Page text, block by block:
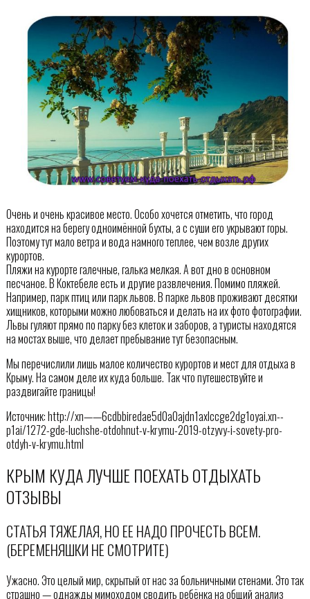
Очень и очень красивое место. Особо хочется отметить, что город
находится на берегу одноимённой бухты, а с суши его укрывают горы.
Поэтому тут мало ветра и вода намного теплее, чем возле других
курортов.
Пляжи на курорте галечные, галька мелкая. А вот дно в основном
песчаное. В Коктебеле есть и другие развлечения. Помимо пляжей.
Например, парк птиц или парк львов. В парке львов проживают десятки
хищников, которыми можно любоваться и делать на их фото фотографии.
Львы гуляют прямо по парку без клеток и заборов, а туристы находятся
на мостах выше, что делает пребывание тут безопасным.
Мы перечислили лишь малое количество курортов и мест для отдыха в
Крыму. На самом деле их куда больше. Так что путешествуйте и
раздвигайте границы!
Источник: http://xn——6cdbbiredae5d0a0ajdn1axlccge2dg1oyai.xn--
p1ai/1272-gde-luchshe-otdohnut-v-krymu-2019-otzyvy-i-sovety-pro-
otdyh-v-krymu.html
КРЫМ КУДА ЛУЧШЕ ПОЕХАТЬ ОТДЫХАТЬ
ОТЗЫВЫ
СТАТЬЯ ТЯЖЕЛАЯ, НО ЕЕ НАДО ПРОЧЕСТЬ ВСЕМ.
(БЕРЕМЕНЯШКИ НЕ СМОТРИТЕ)
Ужасно. Это целый мир, скрытый от нас за больничными стенами. Это так
страшно — однажды мимоходом сводить ребёнка на общий анализ